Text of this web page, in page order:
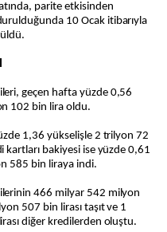
parite etkisinden
10 Ocak itibarıyla
geçen hafta yüzde 0,56
102 bin lira oldu.
1,36 yükselişle 2 trilyon 72
bakiyesi ise yüzde 0,61
585 bin liraya indi.
466 milyar 542 milyon
507 bin lirası taşıt ve 1
diğer kredilerden oluştu.